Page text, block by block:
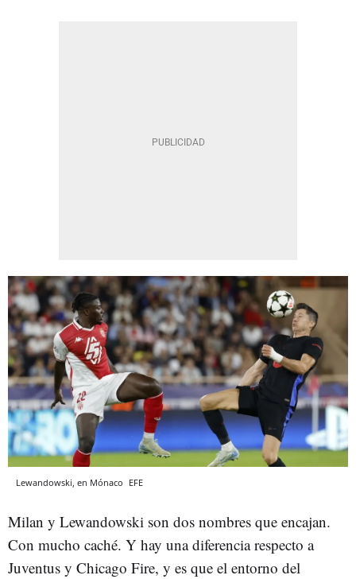
Lewandowski, en Mónaco EFE
Milan y Lewandowski son dos nombres que encajan.
Con mucho caché. Y hay una diferencia respecto a
Juventus y Chicago Fire, y es que el entorno del